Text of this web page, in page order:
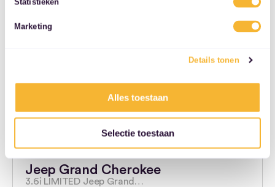
Statistieken
Marketing
Details tonen
Alles toestaan
Selectie toestaan
Jeep Grand Cherokee
3.6i LIMITED Jeep Grand…